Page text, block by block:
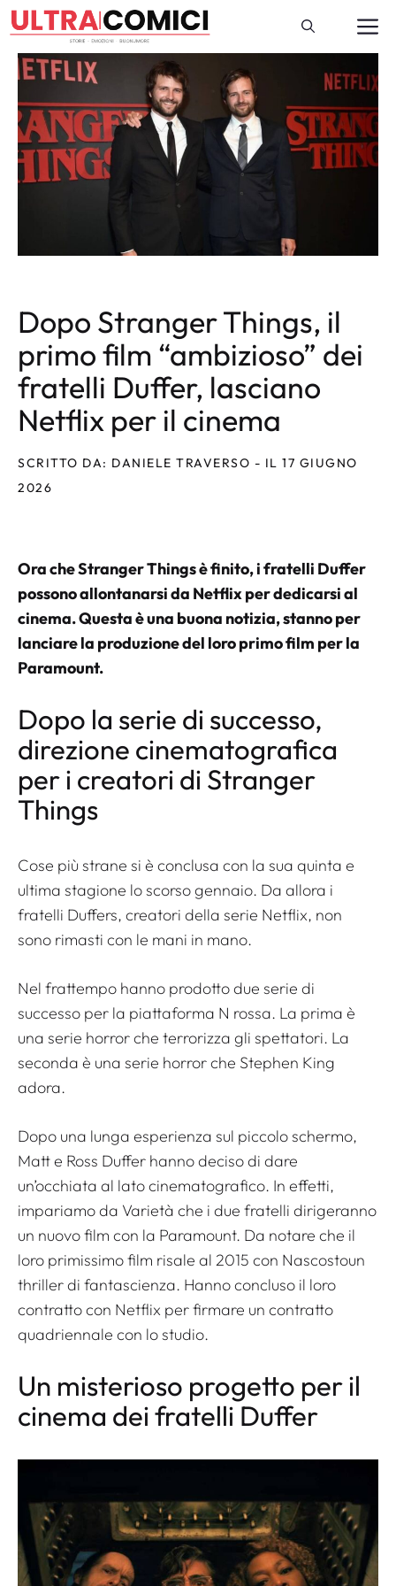
Vai
al
contenuto
Dopo Stranger Things, il
primo film “ambizioso” dei
fratelli Duffer, lasciano
Netflix per il cinema
SCRITTO DA: DANIELE TRAVERSO - IL 17 GIUGNO
2026
Ora che Stranger Things è finito, i fratelli Duffer
possono allontanarsi da Netflix per dedicarsi al
cinema. Questa è una buona notizia, stanno per
lanciare la produzione del loro primo film per la
Paramount.
Dopo la serie di successo,
direzione cinematografica
per i creatori di Stranger
Things
Cose più strane si è conclusa con la sua quinta e
ultima stagione lo scorso gennaio. Da allora i
fratelli Duffers, creatori della serie Netflix, non
sono rimasti con le mani in mano.
Nel frattempo hanno prodotto due serie di
successo per la piattaforma N rossa. La prima è
una serie horror che terrorizza gli spettatori. La
seconda è una serie horror che Stephen King
adora.
Dopo una lunga esperienza sul piccolo schermo,
Matt e Ross Duffer hanno deciso di dare
un’occhiata al lato cinematografico. In effetti,
impariamo da Varietà che i due fratelli dirigeranno
un nuovo film con la Paramount. Da notare che il
loro primissimo film risale al 2015 con Nascostoun
thriller di fantascienza. Hanno concluso il loro
contratto con Netflix per firmare un contratto
quadriennale con lo studio.
Un misterioso progetto per il
cinema dei fratelli Duffer